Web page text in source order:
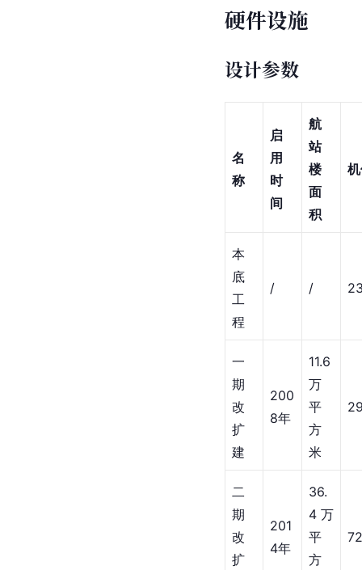
硬件设施
设计参数
名
称
启
用
时
间
航
站
楼
面
积
本
底
工
程
/ /
一
期
改
扩
建
200
8年
11.6
万
平
方
米
二
期
改
扩
201
4年
36.
4万
平
方